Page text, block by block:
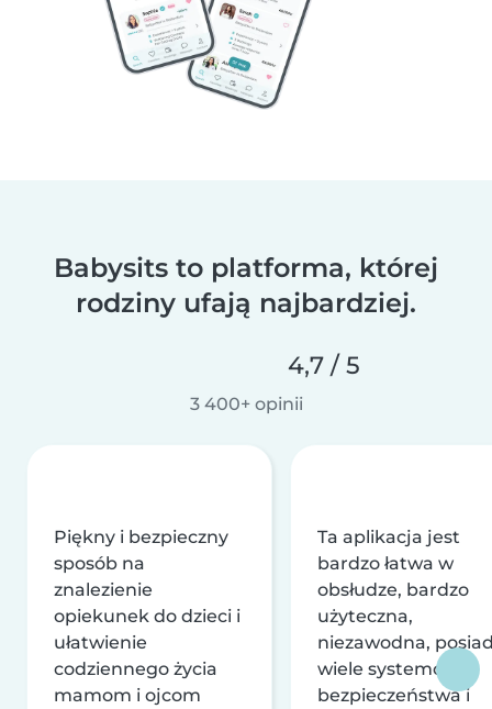
Babysits to platforma, której
rodziny ufają najbardziej.
4,7 / 5
3 400+ opinii
Piękny i bezpieczny
sposób na
znalezienie
opiekunek do dzieci i
ułatwienie
codziennego życia
mamom i ojcom
Ta aplikacja jest
bardzo łatwa w
obsłudze, bardzo
użyteczna,
niezawodna,
wiele systemów
bezpieczeństwa i